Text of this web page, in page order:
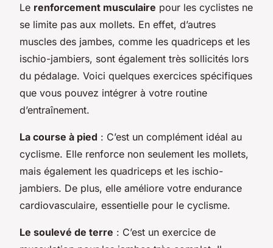
Le renforcement musculaire pour les cyclistes ne
se limite pas aux mollets. En effet, d’autres
muscles des jambes, comme les quadriceps et les
ischio-jambiers, sont également très sollicités lors
du pédalage. Voici quelques exercices spécifiques
que vous pouvez intégrer à votre routine
d’entraînement.
La course à pied : C’est un complément idéal au
cyclisme. Elle renforce non seulement les mollets,
mais également les quadriceps et les ischio-
jambiers. De plus, elle améliore votre endurance
cardiovasculaire, essentielle pour le cyclisme.
Le soulevé de terre : C’est un exercice de